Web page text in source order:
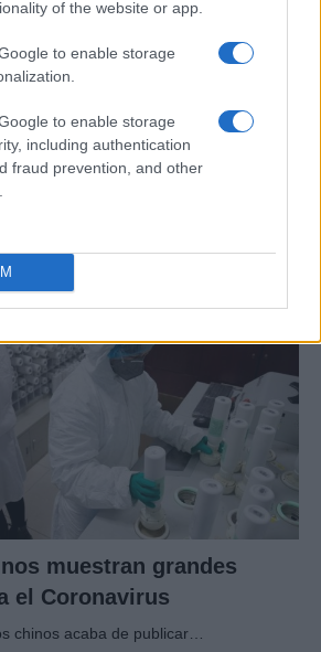
of the website or app.
to enable storage
to enable storage
including authentication
fraud prevention, and othercómo funciona
muestran grandes
el Coronavirus
chinos acaba de publicar…